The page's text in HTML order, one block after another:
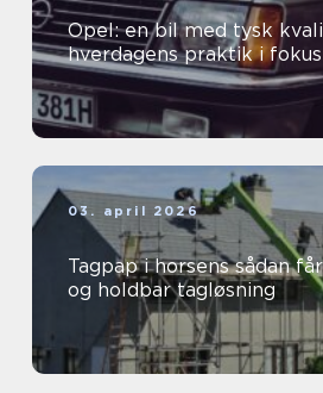
Opel: en bil med tysk
hverdagens praktik i fokus
03. april 2026
Tagpap i horsens sådan får du en stærk
og holdbar tagløsning